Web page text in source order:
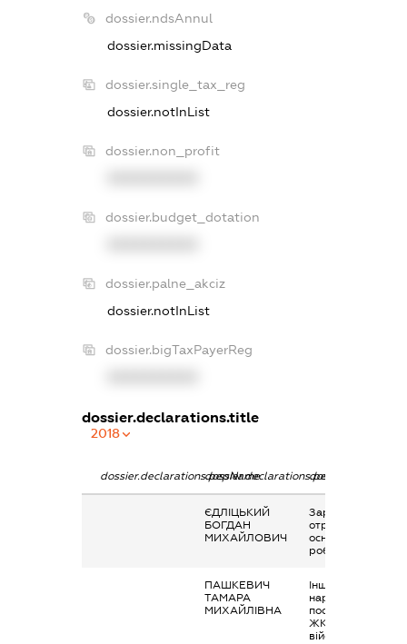
dossier.ndsAnnul
dossier.missingData
dossier.single_tax_reg
dossier.notInList
dossier.non_profit
dossier.budget_dotation
dossier.palne_akciz
dossier.notInList
dossier.bigTaxPayerReg
dossier.declarations.title
2018
dossier.declarations.pepNamedossier.declarations.personName
ЄДЛІЦЬКИЙ
БОГДАН
МИХАЙЛОВИЧ
Заробітна плата
отримана за
основним місцем
роботи
ПАШКЕВИЧ
ТАМАРА
МИХАЙЛІВНА
Інше, пільга при
нарахуванні
послуг
ЖКГ(вдова